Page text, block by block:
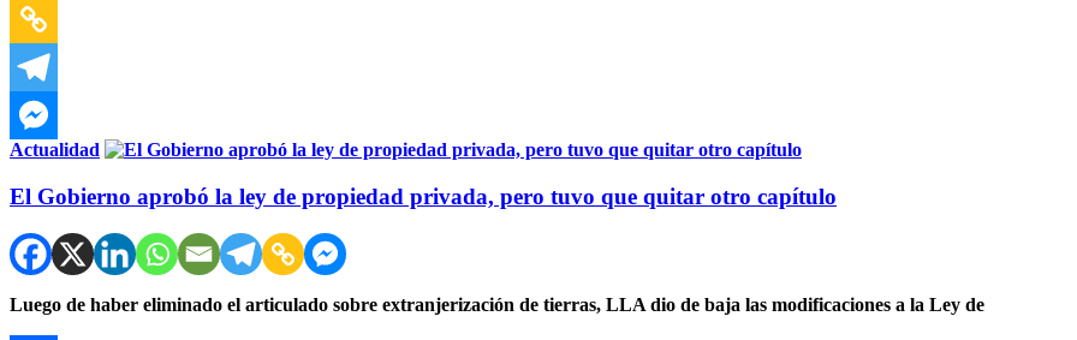
Actualidad
El Gobierno aprobó la ley de propiedad privada, pero tuvo que quitar otro capítulo
Luego de haber eliminado el articulado sobre extranjerización de tierras, LLA dio de baja las modificaciones a la Ley de